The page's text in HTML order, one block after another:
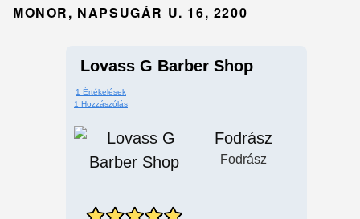
MONOR, NAPSUGÁR U. 16, 2200
Lovass G Barber Shop
1 Értékelések
1 Hozzászólás
Fodrász
Fodrász